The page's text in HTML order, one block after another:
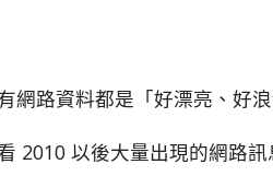
網路資料都是「好漂亮、好
2010 以後大量出現的網路